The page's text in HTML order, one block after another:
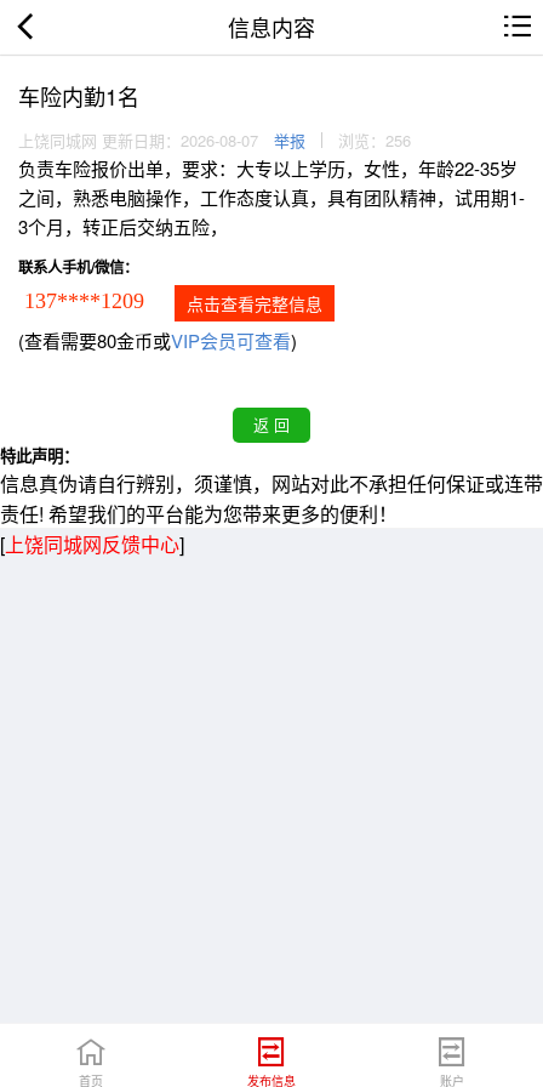
信息内容
车险内勤1名
上饶同城网 更新日期：2026-08-07 举报 浏览：256
负责车险报价出单，要求：大专以上学历，女性，年龄22-35岁
之间，熟悉电脑操作，工作态度认真，具有团队精神，试用期1-
3个月，转正后交纳五险，
联系人手机/微信：
137****1209 点击查看完整信息
(查看需要80金币或VIP会员可查看)
特此声明：
信息真伪请自行辨别，须谨慎，网站对此不承担任何保证或连带
责任! 希望我们的平台能为您带来更多的便利！
[上饶同城网反馈中心]
首页 发布信息 账户